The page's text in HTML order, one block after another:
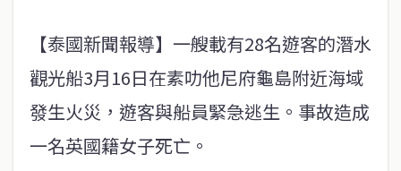
【泰國新聞報導】一艘載有28名遊客的潛水
觀光船3月16日在素叻他尼府龜島附近海域
發生火災，遊客與船員緊急逃生。事故造成
一名英國籍女子死亡。